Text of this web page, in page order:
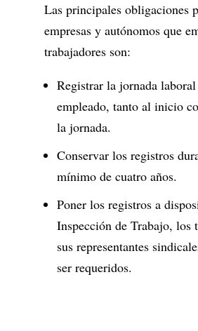
Las principales obligaciones
empresas y autónomos que
trabajadores son:
Registrar la jornada
empleado, tanto al inicio
la jornada.
Conservar los registros
mínimo de cuatro años.
Poner los registros a
Inspección de Trabajo, los
sus representantes
ser requeridos.